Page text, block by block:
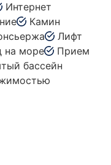
Интернет
Камин
Лифт
на море
Прием
бассейн